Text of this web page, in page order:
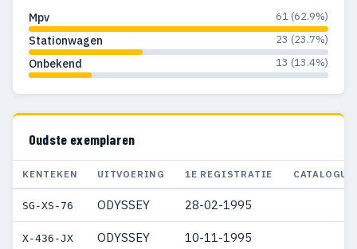
Mpv 61 (62.9%)
Stationwagen 23 (23.7%)
Onbekend 13 (13.4%)
Oudste exemplaren
KENTEKEN UITVOERING 1E REGISTRATIE
SG-XS-76 ODYSSEY 28-02-1995
X-436-JX ODYSSEY 10-11-1995